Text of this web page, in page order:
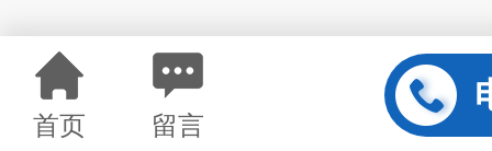
首页 留言